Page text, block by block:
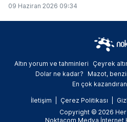
Başkanı Donald Trump'tan resmi
09 Haziran 2026 09:34
Altın yorum ve tahminleri Çeyrek
Dolar ne kadar?
Mazot,
En çok
İletişim Çerez Politikası
Copyright © 2026 Her
Noktacom Medya İnternet